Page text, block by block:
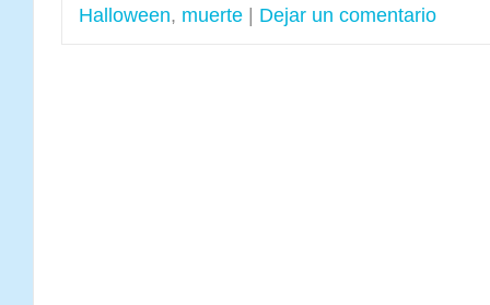
Halloween, muerte Dejar un comentario